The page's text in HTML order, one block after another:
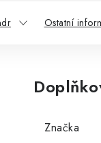
Ostatní
Značka